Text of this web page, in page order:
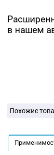
в нашем
Похожие